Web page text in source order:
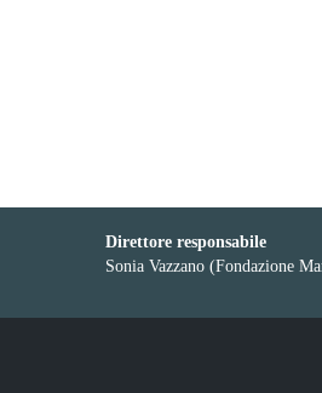
Direttore responsabile
Sonia Vazzano (Fondazione